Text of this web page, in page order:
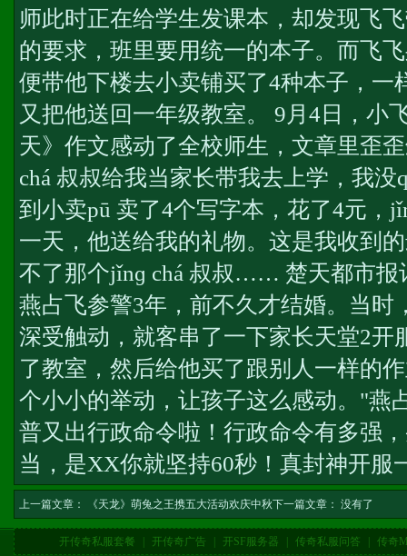
师此时正在给学生发课本，却发现飞
的要求，班里要用统一的本子。而飞
便带他下楼去小卖铺买了4种本子，一
又把他送回一年级教室。 9月4日，小
天》作文感动了全校师生，文章里歪
chá 叔叔给我当家长带我去上学，我没
到小卖pū 卖了4个写字本，花了4元，
一天，他送给我的礼物。这是我收到
不了那个jǐnɡ chá 叔叔…… 楚天都市报
燕占飞参警3年，前不久才结婚。当时
深受触动，就客串了一下家长天堂2开
了教室，然后给他买了跟别人一样的
个小小的举动，让孩子这么感动。"燕
普又出行政命令啦！行政命令有多强
当，是XX你就坚持60秒！ 真封神开服
上一篇文章： 《天龙》萌兔之王携五大活动欢庆中秋下一篇文章： 没有了
开传奇私服套餐 开传奇广告 开SF服务器 传奇私服问答 传奇